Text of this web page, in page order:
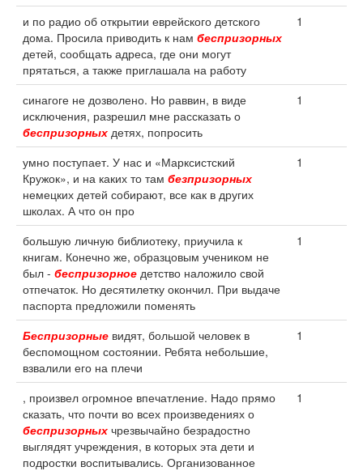
и по радио об открытии еврейского детского
дома. Просила приводить к нам беспризорных
детей, сообщать адреса, где они могут
прятаться, а также приглашала на работу
1
синагоге не дозволено. Но раввин, в виде
исключения, разрешил мне рассказать о
беспризорных детях, попросить
1
умно поступает. У нас и «Марксистский
Кружок», и на каких то там безпризорных
немецких детей собирают, все как в других
школах. А что он про
1
большую личную библиотеку, приучила к
книгам. Конечно же, образцовым учеником не
был - беспризорное детство наложило свой
отпечаток. Но десятилетку окончил. При выдаче
паспорта предложили поменять
1
Беспризорные видят, большой человек в
беспомощном состоянии. Ребята небольшие,
взвалили его на плечи
1
, произвел огромное впечатление. Надо прямо
сказать, что почти во всех произведениях о
беспризорных чрезвычайно безрадостно
выглядят учреждения, в которых эта дети и
подростки воспитывались. Организованное
1